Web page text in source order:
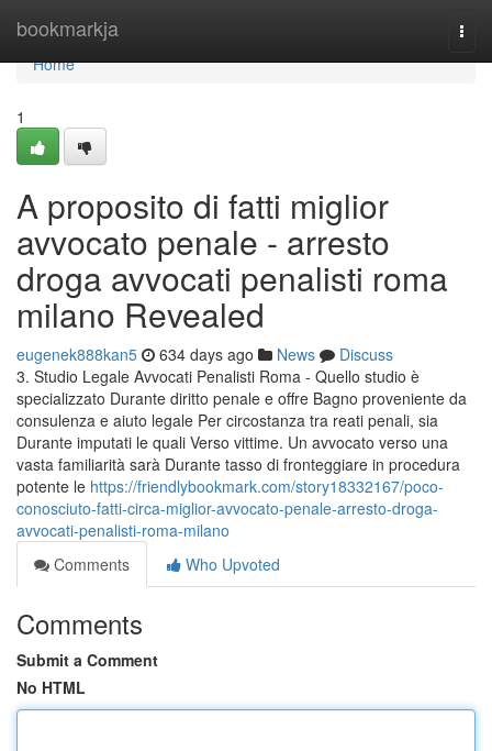
bookmarkja
Home
Home
1
A proposito di fatti miglior
avvocato penale - arresto
droga avvocati penalisti roma
milano Revealed
eugenek888kan5 634 days ago News
Discuss
3. Studio Legale Avvocati Penalisti Roma - Quello studio è
specializzato Durante diritto penale e offre Bagno proveniente da
consulenza e aiuto legale Per circostanza tra reati penali, sia
Durante imputati le quali Verso vittime. Un avvocato verso una
vasta familiarità sarà Durante tasso di fronteggiare in procedura
potente le https://friendlybookmark.com/story18332167/poco-
conosciuto-fatti-circa-miglior-avvocato-penale-arresto-droga-
avvocati-penalisti-roma-milano
Comments
Who Upvoted
Comments
Submit a Comment
No HTML